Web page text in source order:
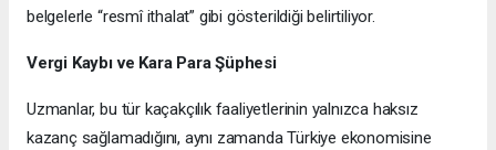
belgelerle “resmî ithalat” gibi gösterildiği belirtiliyor.
Vergi Kaybı ve Kara Para Şüphesi
Uzmanlar, bu tür kaçakçılık faaliyetlerinin yalnızca haksız
kazanç sağlamadığını, aynı zamanda Türkiye ekonomisine